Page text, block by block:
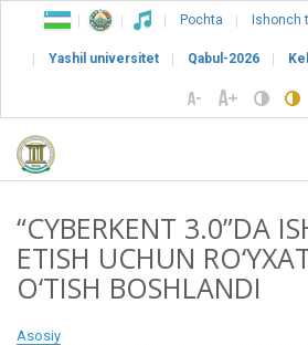
Pochta Ishonch
Yashil universitet Qabul-2026
“CYBERKENT 3.0”DA
ETISH UCHUN
O‘TISH BOSHLANDI
Asosiy